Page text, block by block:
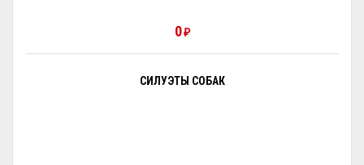
0₽
СИЛУЭТЫ СОБАК